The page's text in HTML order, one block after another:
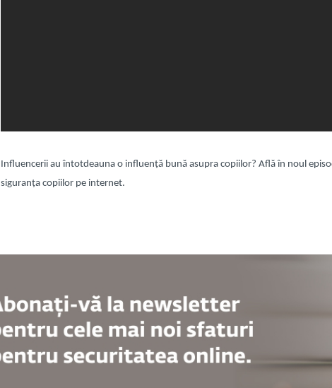
Influencerii au întotdeauna o influență bună asupra copiilor? Află în noul
siguranța copiilor pe internet.